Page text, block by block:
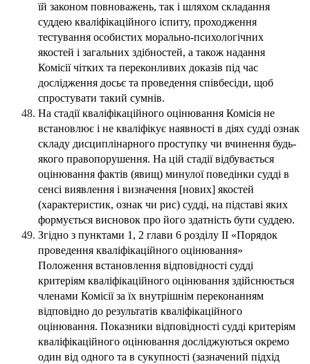
їй законом повноважень, так і шляхом складання
суддею кваліфікаційного іспиту, проходження
тестування особистих морально-психологічних
якостей і загальних здібностей, а також надання
Комісії чітких та переконливих доказів під час
дослідження досьє та проведення співбесіди, щоб
спростувати такий сумнів.
На стадії кваліфікаційного оцінювання Комісія не
встановлює і не кваліфікує наявності в діях судді ознак
складу дисциплінарного проступку чи вчинення будь-
якого правопорушення. На цій стадії відбувається
оцінювання фактів (явищ) минулої поведінки судді в
сенсі виявлення і визначення [нових] якостей
(характеристик, ознак чи рис) судді, на підставі яких
формується висновок про його здатність бути суддею.
Згідно з пунктами 1, 2 глави 6 розділу II «Порядок
проведення кваліфікаційного оцінювання»
Положення встановлення відповідності судді
критеріям кваліфікаційного оцінювання здійснюється
членами Комісії за їх внутрішнім переконанням
відповідно до результатів кваліфікаційного
оцінювання. Показники відповідності судді критеріям
кваліфікаційного оцінювання досліджуються окремо
один від одного та в сукупності (зазначений підхід